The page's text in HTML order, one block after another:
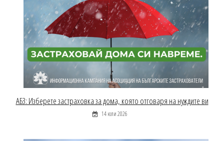
АБЗ: Изберете застраховка за дома, която отговаря на нуждите ви
14 юли 2026